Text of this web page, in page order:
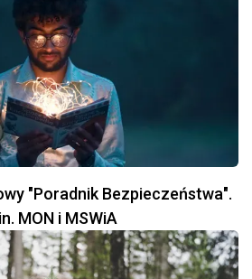
"Poradnik Bezpieczeństwa".
MON i MSWiA